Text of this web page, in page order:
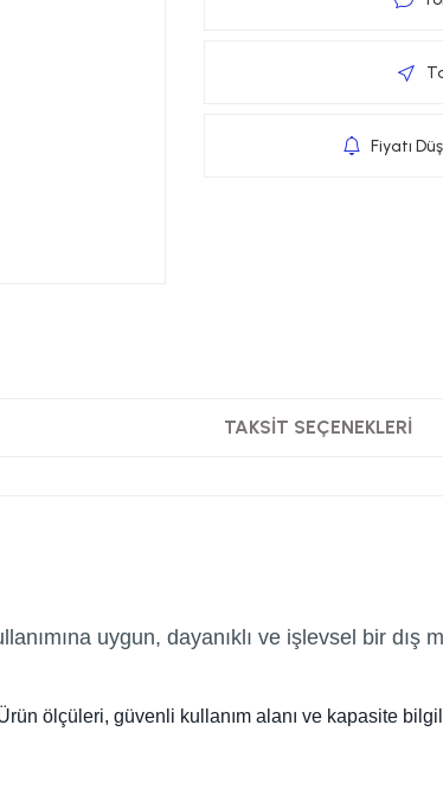
Fiyatı
TAKSIT SEÇENEKLERI
uygun, dayanıklı ve işlevsel bir dış
ölçüleri, güvenli kullanım alanı ve kapasite